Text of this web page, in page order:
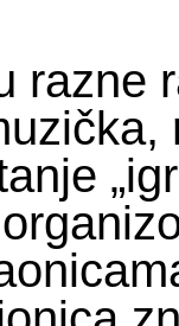
razne